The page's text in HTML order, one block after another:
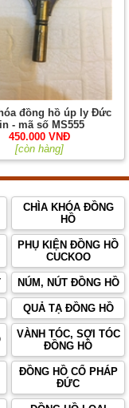
đồng hồ úp ly Đức
- mã số MS555
450.000 VNĐ
[còn hàng]
CHÌA KHÓA ĐỒNG
HỒ
PHỤ KIỆN ĐỒNG HỒ
CUCKOO
NÚM, NÚT ĐỒNG HỒ
QUẢ TẠ ĐỒNG HỒ
VÀNH TÓC, SỢI TÓC
ĐỒNG HỒ
ĐỒNG HỒ CỔ PHÁP
ĐỨC